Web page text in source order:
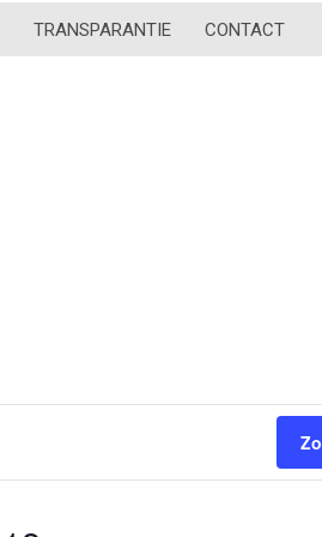
TRANSPARANTIE CONTACT